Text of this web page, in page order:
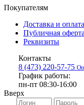
Покупателям
Доставка и оплата
Публичная оферта
Реквизиты
Контакты
8 (473) 220-57-75
График работы:
пн-пт 08:30-16:00
Вверх